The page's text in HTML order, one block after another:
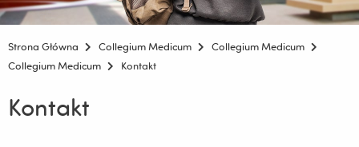
Strona Główna Collegium Medicum
Collegium Medicum
Collegium Medicum
Kontakt
Kontakt